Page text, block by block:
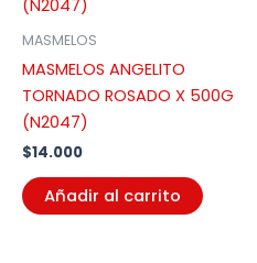
MASMELOS
MASMELOS ANGELITO
TORNADO ROSADO X 500G
(N2047)
$14.000
Añadir al carrito